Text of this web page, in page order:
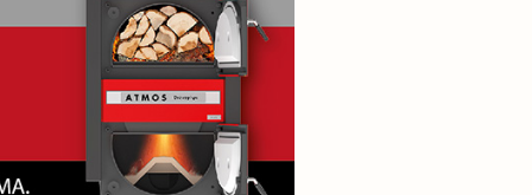
se
se přes Facebook
chci se
Registrovat